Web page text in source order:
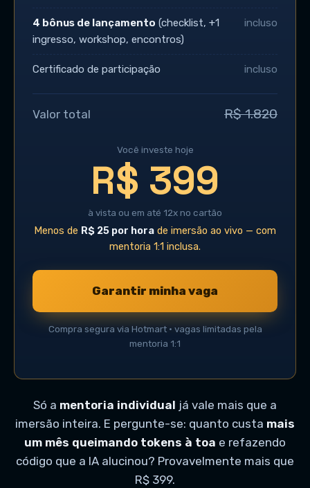
4 bônus de lançamento (checklist, +1
ingresso, workshop, encontros)
incluso
Certificado de participação incluso
Valor total R$ 1.820
Você investe hoje
R$ 399
à vista ou em até 12x no cartão
Menos de R$ 25 por hora de imersão ao vivo — com
mentoria 1:1 inclusa.
Garantir minha vaga
Compra segura via Hotmart · vagas limitadas pela
mentoria 1:1
Só a mentoria individual já vale mais que a
imersão inteira. E pergunte-se: quanto custa mais
um mês queimando tokens à toa e refazendo
código que a IA alucinou? Provavelmente mais que
R$ 399.